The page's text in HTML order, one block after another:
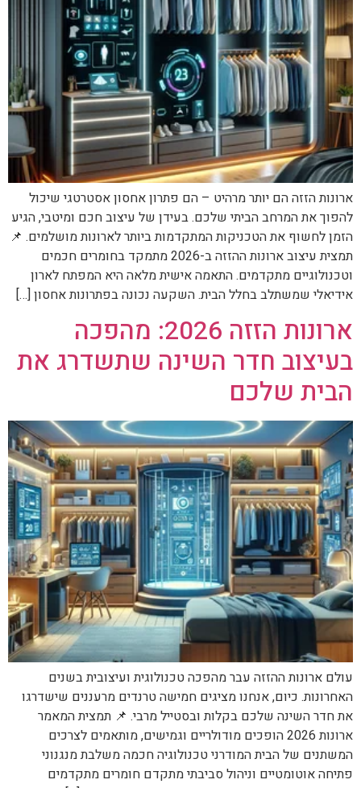
ארונות הזזה הם יותר מרהיט – הם פתרון אחסון אסטרטגי שיכול
להפוך את המרחב הביתי שלכם. בעידן של עיצוב חכם ומיטבי, הגיע
הזמן לחשוף את הטכניקות המתקדמות ביותר לארונות מושלמים. 📌
תמצית עיצוב ארונות ההזזה ב-2026 מתמקד בחומרים חכמים
וטכנולוגיים מתקדמים. התאמה אישית מלאה היא המפתח לארון
אידיאלי שמשתלב בחלל הבית. השקעה נכונה בפתרונות אחסון […]
ארונות הזזה 2026: מהפכה
בעיצוב חדר השינה שתשדרג את
הבית שלכם
עולם ארונות ההזזה עבר מהפכה טכנולוגית ועיצובית בשנים
האחרונות. כיום, אנחנו מציגים חמישה טרנדים מרעננים שישדרגו
את חדר השינה שלכם בקלות ובסטייל מרבי. 📌 תמצית המאמר
ארונות 2026 הופכים מודולריים וגמישים, מותאמים לצרכים
המשתנים של הבית המודרני טכנולוגיה חכמה משלבת מנגנוני
פתיחה אוטומטיים וניהול סביבתי מתקדם חומרים מתקדמים